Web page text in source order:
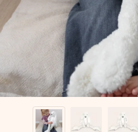
un mensaje que llegue al
todo el amor para el momento.